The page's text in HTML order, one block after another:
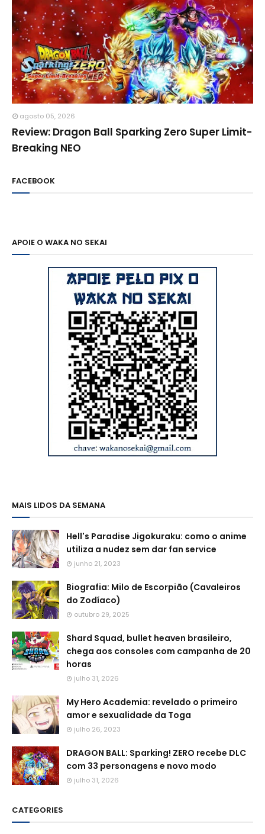
agosto 05, 2026
Review: Dragon Ball Sparking Zero Super Limit-
Breaking NEO
FACEBOOK
APOIE O WAKA NO SEKAI
MAIS LIDOS DA SEMANA
Hell's Paradise Jigokuraku: como o anime
utiliza a nudez sem dar fan service
junho 21, 2023
Biografia: Milo de Escorpião (Cavaleiros
do Zodíaco)
outubro 29, 2025
Shard Squad, bullet heaven brasileiro,
chega aos consoles com campanha de 20
horas
julho 31, 2026
My Hero Academia: revelado o primeiro
amor e sexualidade da Toga
julho 26, 2023
DRAGON BALL: Sparking! ZERO recebe DLC
com 33 personagens e novo modo
julho 31, 2026
CATEGORIES